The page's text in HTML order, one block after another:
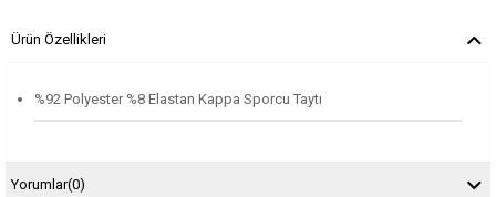
Ürün Özellikleri
%92 Polyester %8 Elastan Kappa Sporcu Taytı
Yorumlar(0)